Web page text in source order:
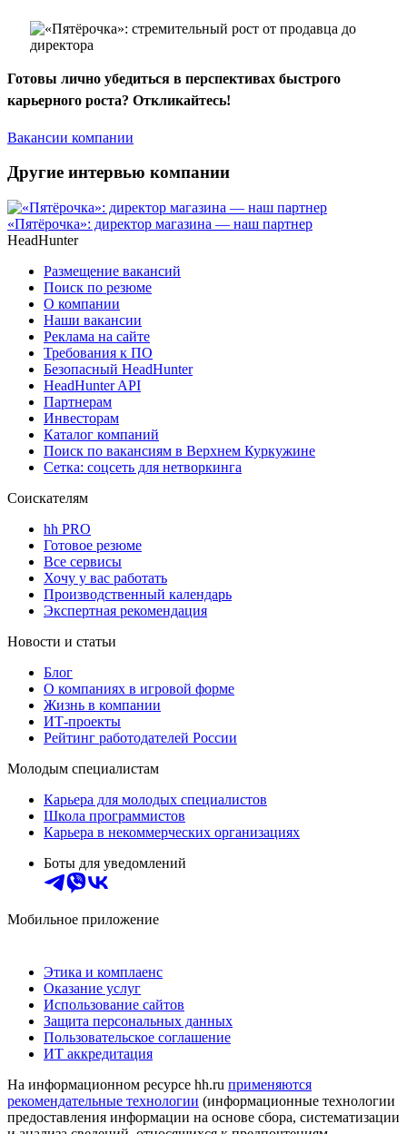
Готовы лично убедиться в перспективах быстрого
карьерного роста? Откликайтесь!
Вакансии компании
Другие интервью компании
«Пятёрочка»: директор магазина — наш партнер
HeadHunter
Размещение вакансий
Поиск по резюме
О компании
Наши вакансии
Реклама на сайте
Требования к ПО
Безопасный HeadHunter
HeadHunter API
Партнерам
Инвесторам
Каталог компаний
Поиск по вакансиям в Верхнем Куркужине
Сетка: соцсеть для нетворкинга
Соискателям
hh PRO
Готовое резюме
Все сервисы
Хочу у вас работать
Производственный календарь
Экспертная рекомендация
Новости и статьи
Блог
О компаниях в игровой форме
Жизнь в компании
ИТ-проекты
Рейтинг работодателей России
Молодым специалистам
Карьера для молодых специалистов
Школа программистов
Карьера в некоммерческих организациях
Боты для уведомлений
Мобильное приложение
Этика и комплаенс
Оказание услуг
Использование сайтов
Защита персональных данных
Пользовательское соглашение
ИТ аккредитация
На информационном ресурсе hh.ru применяются
рекомендательные технологии (информационные технологии
предоставления информации на основе сбора, систематизации